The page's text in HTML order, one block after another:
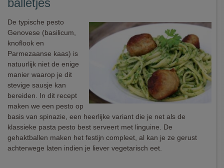
balletjes
De typische pesto
Genovese (basilicum,
knoflook en
Parmezaanse kaas) is
natuurlijk niet de enige
manier waarop je dit
stevige sausje kan
bereiden. In dit recept
maken we een pesto op
basis van spinazie, een heerlijke variant die je net als de
klassieke pasta pesto best serveert met linguine. De
gehaktballen maken het festijn compleet, al kan je ze gerust
achterwege laten indien je liever vegetarisch eet.